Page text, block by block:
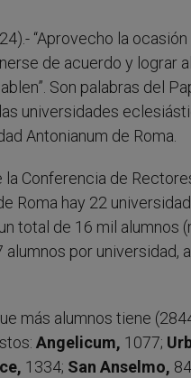
“Aprovecho la
de acuerdo y lograr
Son palabras del
universidades
Antonianum de Roma.
Conferencia de
Roma hay 22
total de 16 mil alumnos
por universidad,
más alumnos tiene
Angelicum, 1077;
1334; San Anselmo,